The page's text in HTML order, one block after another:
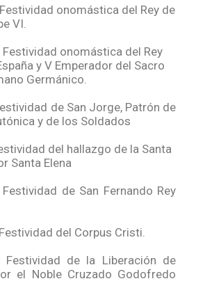
onomástica del Rey de
VI.
onomástica del Rey
y V Emperador del Sacro
Germánico.
de San Jorge, Patrón de
y de los Soldados
del hallazgo de la Santa
Santa Elena
de San Fernando Rey
del Corpus Cristi.
de la Liberación de
el Noble Cruzado Godofredo